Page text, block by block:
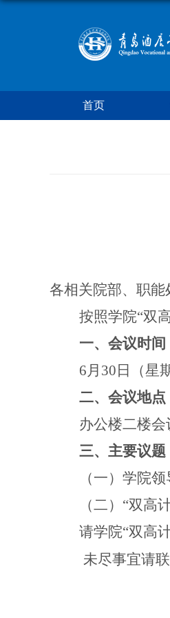
首页
各相关院部、职能
按照学院“双
一、会议时间
6月30日（星
二、会议地点
办公楼二楼会
三、主要议题
（一）学院
（二）“双高
请学院“双高
未尽事宜请